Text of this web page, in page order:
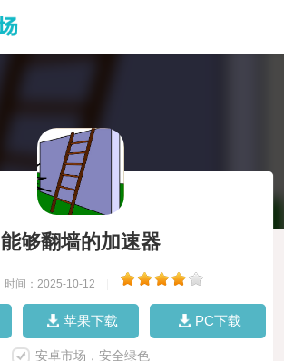
能够翻墙的加速器
时间：2025-10-12
苹果下载 PC下载
安卓市场，安全绿色